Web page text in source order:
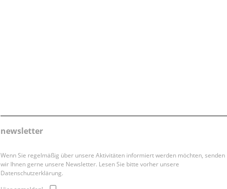
newsletter
Wenn Sie regelmäßig über unsere Aktivitäten informiert werden möchten, senden
wir Ihnen gerne unsere Newsletter. Lesen Sie bitte vorher unsere
Datenschutzerklärung.